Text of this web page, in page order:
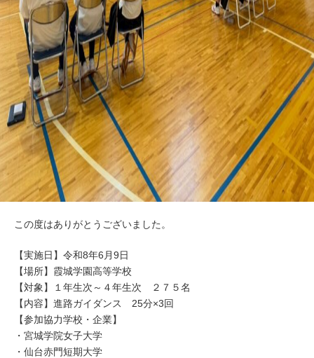
この度はありがとうございました。
【実施日】令和8年6月9日
【場所】霞城学園高等学校
【対象】１年生次～４年生次 ２７５名
【内容】進路ガイダンス 25分×3回
【参加協力学校・企業】
・宮城学院女子大学
・仙台赤門短期大学